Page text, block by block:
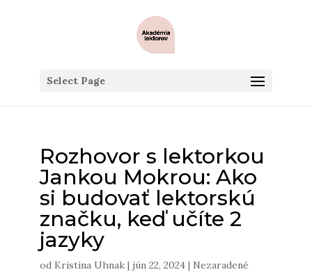
Select Page
Rozhovor s lektorkou
Jankou Mokrou: Ako
si budovať lektorskú
značku, keď učíte 2
jazyky
od Kristina Uhnak| jún 22, 2024| Nezaradené